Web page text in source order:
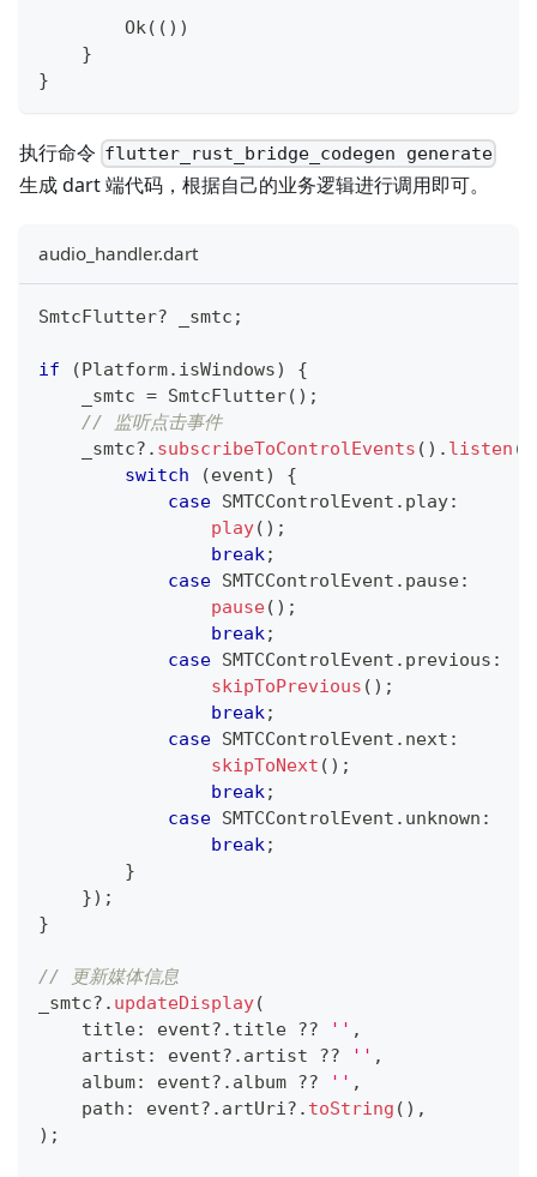
Ok ( ( ) )
}
}
执行命令 flutter_rust_bridge_codegen generate
生成 dart 端代码，根据自己的业务逻辑进行调用即可。
audio_handler.dart
SmtcFlutter? _smtc ;
if (Platform. isWindows)
{
    _smtc
= SmtcFlutter( ) ;
// 监听点击事件
    _smtc
? . subscribeToControlEvents ( ) . listen (
switch
(event)
{
case SMTCControlEvent . play:
play( ) ;
break;
case SMTCControlEvent . pause:
pause( ) ;
break;
case SMTCControlEvent . previous :
skipToPrevious ( ) ;
break;
case SMTCControlEvent . next :
skipToNext ( ) ;
break;
case SMTCControlEvent . unknown :
break;
}
}) ;
}
// 更新媒体信息
_smtc? . updateDisplay(
    title
: event? . title ?? '' ,
    artist
: event? . artist ?? '' ,
    album
: event? . album ?? '' ,
    path
: event? . artUri? . toString ( ) ,
) ;